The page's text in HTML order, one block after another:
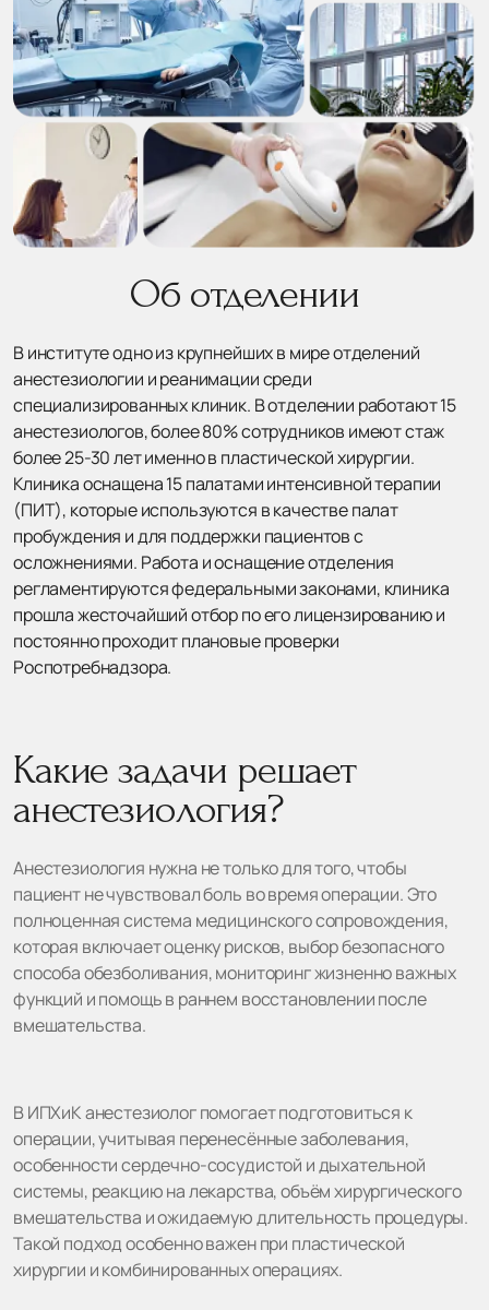
Об отделении
В институте одно из крупнейших в мире отделений
анестезиологии и реанимации среди
специализированных клиник. В отделении работают 15
анестезиологов, более 80% сотрудников имеют стаж
более 25-30 лет именно в пластической хирургии.
Клиника оснащена 15 палатами интенсивной терапии
(ПИТ), которые используются в качестве палат
пробуждения и для поддержки пациентов с
осложнениями. Работа и оснащение отделения
регламентируются федеральными законами, клиника
прошла жесточайший отбор по его лицензированию и
постоянно проходит плановые проверки
Роспотребнадзора.
Какие задачи решает
анестезиология?
Анестезиология нужна не только для того, чтобы
пациент не чувствовал боль во время операции. Это
полноценная система медицинского сопровождения,
которая включает оценку рисков, выбор безопасного
способа обезболивания, мониторинг жизненно важных
функций и помощь в раннем восстановлении после
вмешательства.
В ИПХиК анестезиолог помогает подготовиться к
операции, учитывая перенесённые заболевания,
особенности сердечно-сосудистой и дыхательной
системы, реакцию на лекарства, объём хирургического
вмешательства и ожидаемую длительность процедуры.
Такой подход особенно важен при пластической
хирургии и комбинированных операциях.